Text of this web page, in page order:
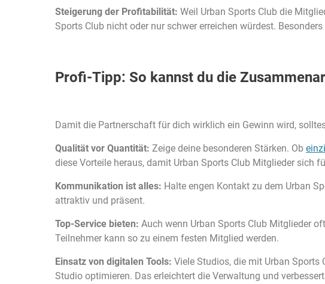
Steigerung der Profitabilität: Weil Urban Sports Club die
Sports Club nicht oder nur schwer erreichen würdest.
Profi-Tipp: So kannst du die
Damit die Partnerschaft für dich wirklich ein Gewinn wird,
Qualität vor Quantität: Zeige deine besonderen Stärken. Ob
diese Vorteile heraus, damit Urban Sports Club Mitglieder sich
Kommunikation ist alles: Halte engen Kontakt zu dem Urban
attraktiv und präsent.
Top-Service bieten: Auch wenn Urban Sports Club Mitglieder
Teilnehmer kann so zu einem festen Mitglied werden.
Einsatz von digitalen Tools: Viele Studios, die mit Urban
Studio optimieren. Das erleichtert die Verwaltung und